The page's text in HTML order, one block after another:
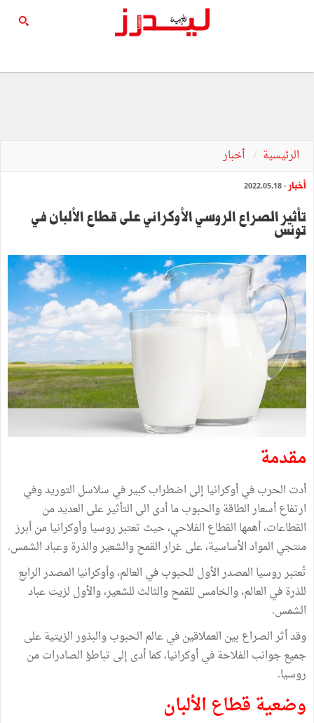
الرئيسية أخبار
أخبار - 2022.05.18
تأثير الصراع الروسي الأوكراني على قطاع الألبان في
تونس
مقدمة
أدت الحرب في أوكرانيا إلى اضطراب كبير في سلاسل التوريد وفي
ارتفاع أسعار الطاقة والحبوب ما أدى الى التأثير على العديد من
القطاعات، أهمها القطاع الفلاحي، حيث تعتبر روسيا وأوكرانيا من أبرز
منتجي المواد الأساسية، على غرار القمح والشعير والذرة وعباد الشمس.
تُعتبر روسيا المصدر الأول للحبوب في العالم، وأوكرانيا المصدر الرابع
للذرة في العالم، والخامس للقمح والثالث للشعير، والأول لزيت عباد
الشمس.
وقد أثر الصراع بين العملاقين في عالم الحبوب والبذور الزيتية على
جميع جوانب الفلاحة في أوكرانيا، كما أدى إلى تباطؤ الصادرات من
روسيا.
وضعية قطاع الألبان